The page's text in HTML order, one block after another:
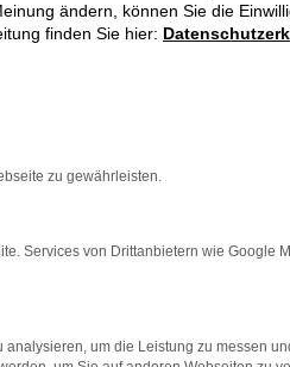
Funktioniert die Seite in
bestimmte Funktionen nicht
ändern, können Sie die
finden Sie hier:
zu gewährleisten.
Services von Drittanbietern wie Google
um die Leistung zu messen